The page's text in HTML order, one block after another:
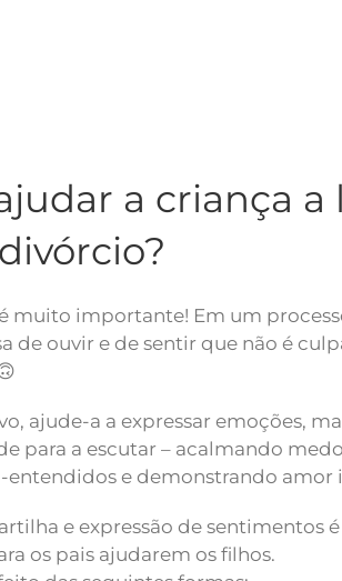
a criança a
muito importante! Em um
de ouvir e de sentir que não é
ajude-a a expressar emoções,
para a escutar – acalmando
entendidos e demonstrando amor
e expressão de sentimentos
os pais ajudarem os filhos.